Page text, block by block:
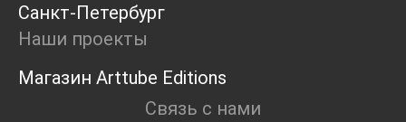
Санкт-Петербург
Наши проекты
Магазин Arttube Editions
Связь с нами